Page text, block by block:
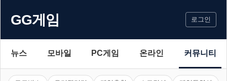
GG게임 로그인
뉴스 모바일 PC게임 온라인 커뮤니티